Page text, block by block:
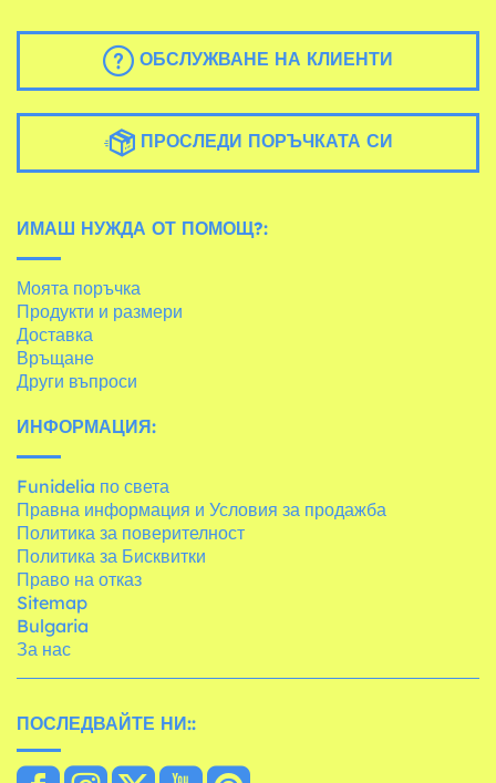
ОБСЛУЖВАНЕ НА КЛИЕНТИ
ПРОСЛЕДИ ПОРЪЧКАТА СИ
ИМАШ НУЖДА ОТ ПОМОЩ?:
Моята поръчка
Продукти и размери
Доставка
Връщане
Други въпроси
ИНФОРМАЦИЯ:
Funidelia по света
Правна информация и Условия за продажба
Политика за поверителност
Политика за Бисквитки
Право на отказ
Sitemap
Bulgaria
За нас
ПОСЛЕДВАЙТЕ НИ::